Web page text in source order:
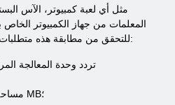
مثل أي لعبة كمبيوتر، الآس
المعلمات من جهاز الكمبيوتر
للتحقق من مطابقة هذه متطلبات النظام، والتي هي ليست معقدة:
تردد وحدة المعالجة المركزية - 800
مساحة القرص الصلب - 10 MB؛